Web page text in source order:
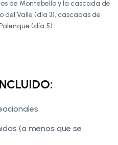
de Montebello y la cascada de
Valle (día 3), cascadas de
(día 5)
(a menos que se